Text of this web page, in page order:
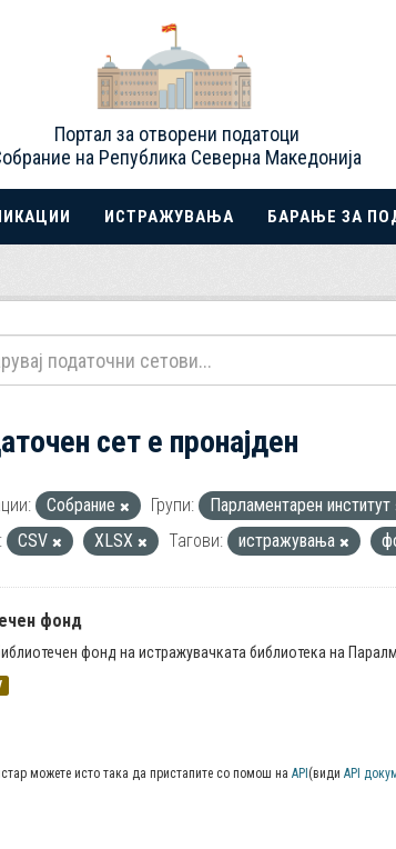
Портал за отворени податоци
на Република Северна Македонија
ИСТРАЖУВАЊА БАРАЊЕ ЗА
сет е пронајден
Собрание Групи:
Парламентарен институт
CSV XLSX Тагови: истражувања
фонд
фонд на истражувачката библиотека на
можете исто така да пристапите со помош на API (види API